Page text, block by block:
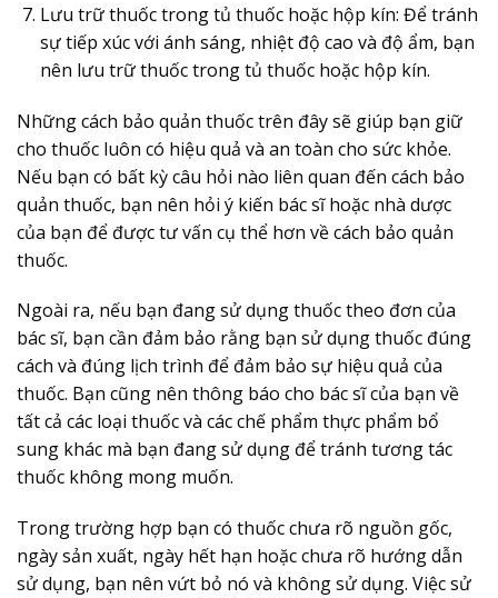
Lưu trữ thuốc trong tủ thuốc hoặc hộp kín: Để tránh
sự tiếp xúc với ánh sáng, nhiệt độ cao và độ ẩm, bạn
nên lưu trữ thuốc trong tủ thuốc hoặc hộp kín.
Những cách bảo quản thuốc trên đây sẽ giúp bạn giữ
cho thuốc luôn có hiệu quả và an toàn cho sức khỏe.
Nếu bạn có bất kỳ câu hỏi nào liên quan đến cách bảo
quản thuốc, bạn nên hỏi ý kiến ​​bác sĩ hoặc nhà dược
của bạn để được tư vấn cụ thể hơn về cách bảo quản
thuốc.
Ngoài ra, nếu bạn đang sử dụng thuốc theo đơn của
bác sĩ, bạn cần đảm bảo rằng bạn sử dụng thuốc đúng
cách và đúng lịch trình để đảm bảo sự hiệu quả của
thuốc. Bạn cũng nên thông báo cho bác sĩ của bạn về
tất cả các loại thuốc và các chế phẩm thực phẩm bổ
sung khác mà bạn đang sử dụng để tránh tương tác
thuốc không mong muốn.
Trong trường hợp bạn có thuốc chưa rõ nguồn gốc,
ngày sản xuất, ngày hết hạn hoặc chưa rõ hướng dẫn
sử dụng, bạn nên vứt bỏ nó và không sử dụng. Việc sử